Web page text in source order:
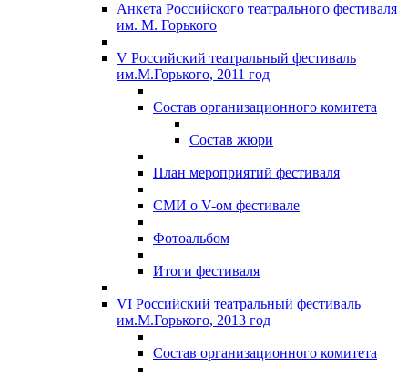
Анкета Российского театрального фестиваля
им. М. Горького
V Российский театральный фестиваль
им.М.Горького, 2011 год
Состав организационного комитета
Состав жюри
План мероприятий фестиваля
СМИ о V-ом фестивале
Фотоальбом
Итоги фестиваля
VI Российский театральный фестиваль
им.М.Горького, 2013 год
Состав организационного комитета